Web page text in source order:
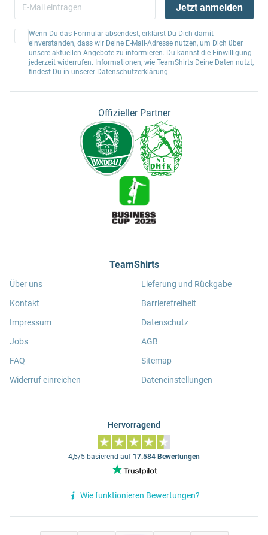
Jetzt anmelden
Wenn Du das Formular absendest, erklärst Du Dich damit
einverstanden, dass wir Deine E-Mail-Adresse nutzen, um Dich über
unsere aktuellen Angebote zu informieren. Du kannst die Einwilligung
jederzeit widerrufen. Informationen, wie TeamShirts Deine Daten nutzt,
findest Du in unserer Datenschutzerklärung.
Offizieller Partner
TeamShirts
Über uns
Kontakt
Impressum
Jobs
FAQ
Widerruf einreichen
Lieferung und Rückgabe
Barrierefreiheit
Datenschutz
AGB
Sitemap
Dateneinstellungen
Hervorragend
4,5/5 basierend auf 17.584 Bewertungen
Wie funktionieren Bewertungen?